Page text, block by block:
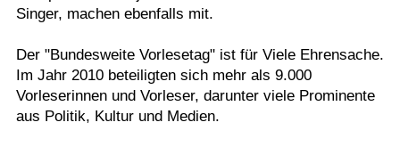
Singer, machen ebenfalls mit.
Der "Bundesweite Vorlesetag" ist für Viele Ehrensache.
Im Jahr 2010 beteiligten sich mehr als 9.000
Vorleserinnen und Vorleser, darunter viele Prominente
aus Politik, Kultur und Medien.